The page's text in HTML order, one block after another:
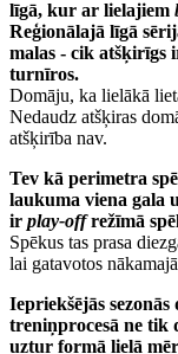
līgā, kur ar lielajiem
Reģionālajā līgā
malas - cik atšķirīgs
turnīros.
Domāju, ka lielākā
Nedaudz atšķiras
atšķirība nav.
Tev kā perimetra
laukuma viena gala
ir play-offrežīmā
Spēkus tas prasa
lai gatavotos
Iepriekšējās
treniņprocesā ne tik
uztur formā lielā